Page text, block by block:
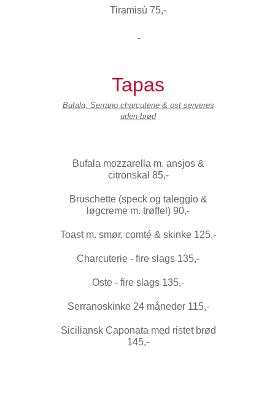
Tiramisù 75,-
Tapas
Bufala, Serrano charcuterie & ost serveres
uden brød
Bufala mozzarella m. ansjos &
citronskal 85,-
Bruschette (speck og taleggio &
løgcreme m. trøffel) 90,-
Toast m. smør, comté & skinke 125,-
Charcuterie - fire slags 135,-
Oste - fire slags 135,-
Serranoskinke 24 måneder 115,-
Siciliansk Caponata med ristet brød
145,-